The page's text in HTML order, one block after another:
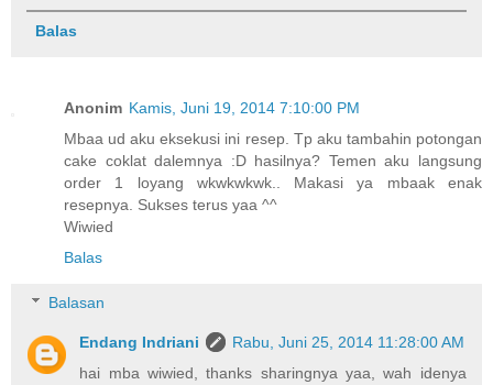
Balas
Anonim Kamis, Juni 19, 2014 7:10:00 PM
Mbaa ud aku eksekusi ini resep. Tp aku tambahin potongan
cake coklat dalemnya :D hasilnya? Temen aku langsung
order 1 loyang wkwkwkwk.. Makasi ya mbaak enak
resepnya. Sukses terus yaa ^^
Wiwied
Balas
Balasan
Endang Indriani
Rabu, Juni 25, 2014 11:28:00 AM
hai mba wiwied, thanks sharingnya yaa, wah idenya